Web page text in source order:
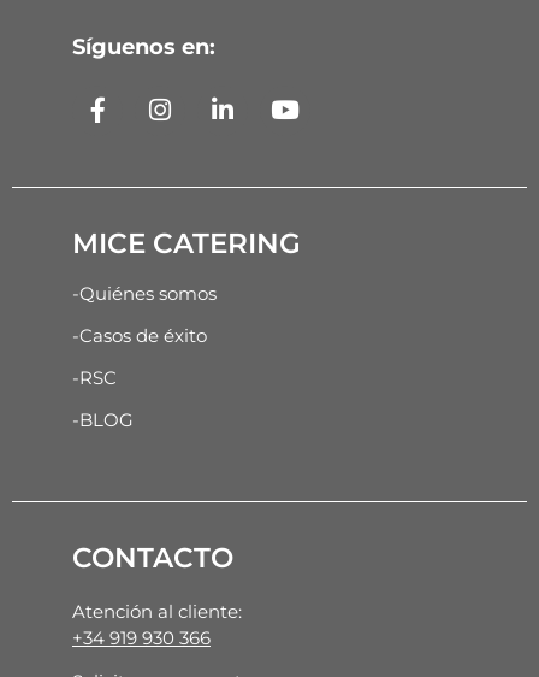
Síguenos en:
MICE CATERING
-Quiénes somos
-Casos de éxito
-RSC
-BLOG
CONTACTO
Atención al cliente:
+34 919 930 366